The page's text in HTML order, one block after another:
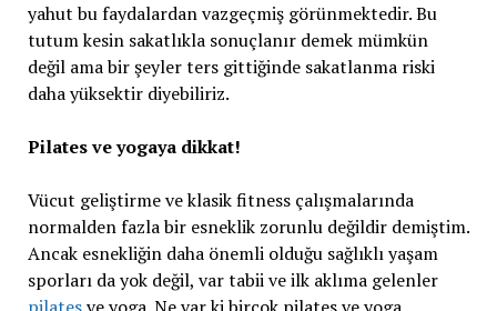
yahut bu faydalardan vazgeçmiş görünmektedir. Bu
tutum kesin sakatlıkla sonuçlanır demek mümkün
değil ama bir şeyler ters gittiğinde sakatlanma riski
daha yüksektir diyebiliriz.
Pilates ve yogaya dikkat!
Vücut geliştirme ve klasik fitness çalışmalarında
normalden fazla bir esneklik zorunlu değildir demiştim.
Ancak esnekliğin daha önemli olduğu sağlıklı yaşam
sporları da yok değil, var tabii ve ilk aklıma gelenler